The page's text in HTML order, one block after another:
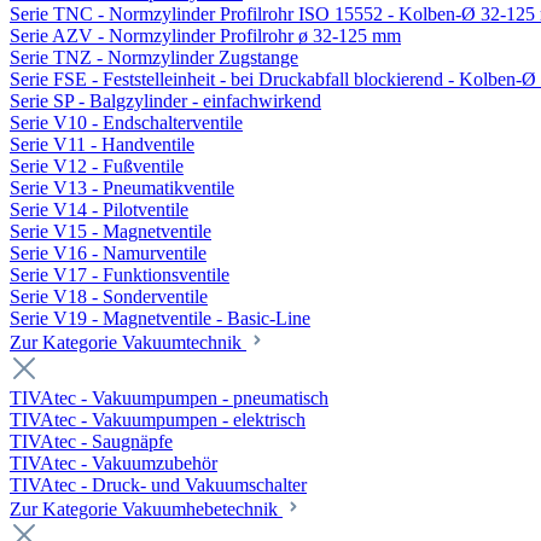
Serie TNC - Normzylinder Profilrohr ISO 15552 - Kolben-Ø 32-125
Serie AZV - Normzylinder Profilrohr ø 32-125 mm
Serie TNZ - Normzylinder Zugstange
Serie FSE - Feststelleinheit - bei Druckabfall blockierend - Kolben-Ø
Serie SP - Balgzylinder - einfachwirkend
Serie V10 - Endschalterventile
Serie V11 - Handventile
Serie V12 - Fußventile
Serie V13 - Pneumatikventile
Serie V14 - Pilotventile
Serie V15 - Magnetventile
Serie V16 - Namurventile
Serie V17 - Funktionsventile
Serie V18 - Sonderventile
Serie V19 - Magnetventile - Basic-Line
Zur Kategorie Vakuumtechnik
TIVAtec - Vakuumpumpen - pneumatisch
TIVAtec - Vakuumpumpen - elektrisch
TIVAtec - Saugnäpfe
TIVAtec - Vakuumzubehör
TIVAtec - Druck- und Vakuumschalter
Zur Kategorie Vakuumhebetechnik